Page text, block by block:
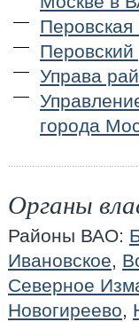
Управа
города
Органы
Районы ВАО:
Ивановское,
Северное
Новогиреево,